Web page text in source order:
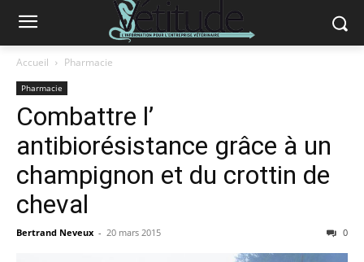
Accueil Pharmacie
Pharmacie
Combattre l’
antibiorésistance grâce à un
champignon et du crottin de
cheval
Bertrand Neveux - 20 mars 2015 0